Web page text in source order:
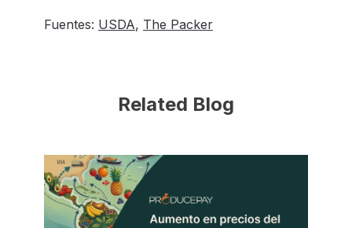
Fuentes: USDA, The Packer
Related Blog